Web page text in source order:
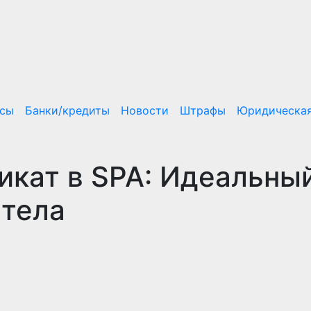
Банки/кредиты Новости Штрафы
в SPA: